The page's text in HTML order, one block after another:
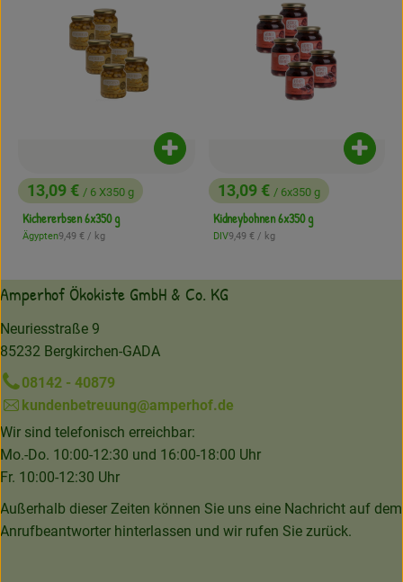
, Preis:
13,09 € / 6 X350 g
Kichererbsen 6x350 g
, Herkunft:
Ägypten, Referenzpreis:
9,49 € / kg
Produkt zum Warenkorb hinzufügen
, Preis:
13,09 € / 6x350 g
Kidneybohnen 6x350 g
, Herkunft:
DIV, Referenzpreis:
9,49 € / kg
Amperhof Ökokiste GmbH & Co. KG
Neuriesstraße 9
85232 Bergkirchen-GADA
08142 - 40879
kundenbetreuung@amperhof.de
Wir sind telefonisch erreichbar:
Mo.-Do. 10:00-12:30 und 16:00-18:00 Uhr
Fr. 10:00-12:30 Uhr
Außerhalb dieser Zeiten können Sie uns eine Nachricht auf dem
Anrufbeantworter hinterlassen und wir rufen Sie zurück.